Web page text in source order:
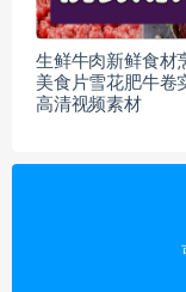
生鲜牛肉新鲜食材
美食片雪花肥牛卷
高清视频素材